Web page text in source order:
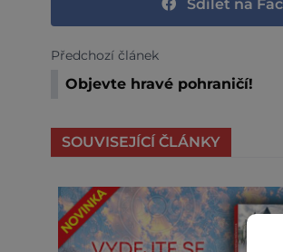
Sdílet na
Předchozí článek
Objevte hravé pohraničí!
SOUVISEJÍCÍ ČLÁNKY